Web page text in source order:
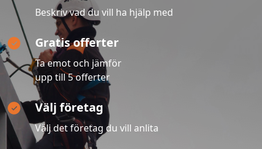
Beskriv vad du vill ha hjälp med
Gratis offerter
Ta emot och jämför
upp till 5 offerter
Välj företag
Välj det företag du vill anlita